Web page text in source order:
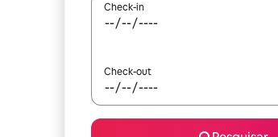
Check-in
Check-out